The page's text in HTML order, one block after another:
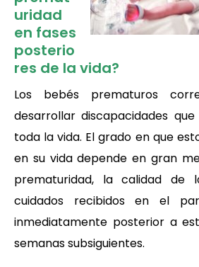
uridad
en fases
posterio
res de la vida?
Los bebés prematuros
desarrollar discapacidades
toda la vida. El grado en que
en su vida depende en gran
prematuridad, la calidad de
cuidados recibidos en el
inmediatamente posterior a
semanas subsiguientes.